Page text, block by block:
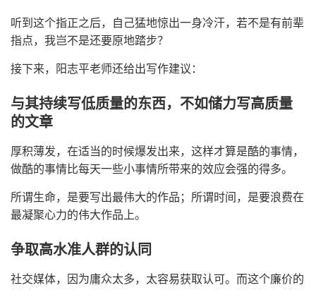
听到这个指正之后，自己猛地惊出一身冷汗，若不是有前辈
指点，我岂不是还要原地踏步？
接下来，阳志平老师还给出写作建议：
与其持续写低质量的东西，不如储力写高质量
的文章
厚积薄发，在适当的时候爆发出来，这样才算是酷的事情，
做酷的事情比每天一些小事情所带来的效应会强的得多。
所谓生命，是要写出最伟大的作品；所谓时间，是要浪费在
最凝聚心力的伟大作品上。
争取高水准人群的认同
社交媒体，因为庸众太多，太容易获取认可。而这个廉价的